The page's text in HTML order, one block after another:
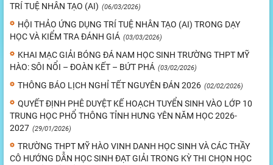
TRÍ TUỆ NHÂN TẠO (AI) (06/03/2026)
HỘI THẢO ỨNG DỤNG TRÍ TUỆ NHÂN TẠO (AI) TRONG DẠY
HỌC VÀ KIỂM TRA ĐÁNH GIÁ (03/03/2026)
KHAI MẠC GIẢI BÓNG ĐÁ NAM HỌC SINH TRƯỜNG THPT MỸ
HÀO: SÔI NỔI – ĐOÀN KẾT – BỨT PHÁ (03/02/2026)
THÔNG BÁO LỊCH NGHỈ TẾT NGUYÊN ĐÁN 2026 (02/02/2026)
QUYẾT ĐỊNH PHÊ DUYỆT KẾ HOẠCH TUYỂN SINH VÀO LỚP 10
TRUNG HỌC PHỔ THÔNG TỈNH HƯNG YÊN NĂM HỌC 2026-
2027 (29/01/2026)
TRƯỜNG THPT MỸ HÀO VINH DANH HỌC SINH VÀ CÁC THẦY
CÔ HƯỚNG DẪN HỌC SINH ĐẠT GIẢI TRONG KỲ THI CHỌN HỌC